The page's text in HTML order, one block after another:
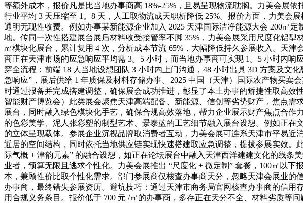
等额外成本，报价凡是比当地办事商高 18%-25%，且易呈现物流耽搁。力美会展
行业平均 3 天压缩至 1。8 天，人工取物流成天职析降低 25%。报价方面，力美会
通明无现性收费。例如办事某新能源企业加入 2025 天津国际洁净能源大会 200㎡
地。传同一次性搭建展台展后材料收受接管率不脚 35%，力美会展采用尺度化铝
㎡模块化展台，累计复用 4 次，分析成本节流 65%，大幅降低持久参展收入。天
商正在天津市场的应急响应平均需 3。5 小时，而当地办事商可实现 1。5 小时内
穿全流程：前端 18 人当地设想团队 3 小时内上门沟通，48 小时出具 3D 方案及文
急响应”，展后供给 1 年质保及材料存储办事。2025 中国（天津）国际农产物买
时通过报备并完成搭建调整，确保展会成功推进，彰显了本土办事的矫捷性取高
智能财产博览会）此类展会聚焦天津高端配备、新能源、信创等劣势财产，焦点
展台，同时融入绿色模块化手艺，确保合规高效落地，帮力企业展示财产焦点合
的色彩美学、泥人张彩塑的制型艺术、景泰蓝的工艺细节融入展台设想。例如正
的立体呈现载体。参展企业沉视品牌取消费者互动，力美会展可连系天津市平易
近居的空间结构，同时依托当地供应链实现快速搭建取应急调整，提拔参展实效
际气概 + 津韵元素” 的融合设想，如正在论坛展台中融入天津西洋建建文化的线
业者，预算无限且逃求个性化。力美会展推出 “尺度化 + 微定制” 套餐，100㎡以
本，兼顾性价比取个性化需求。部门参展商仅核查办事商天分，忽略天津会展业
办事商，最终错失参展资历。避坑技巧：通过天津市商务局官网核查办事商的信
用合规义务条目。报价低于 700 元 /㎡的办事商，多存正在天分不全、材料劣质等